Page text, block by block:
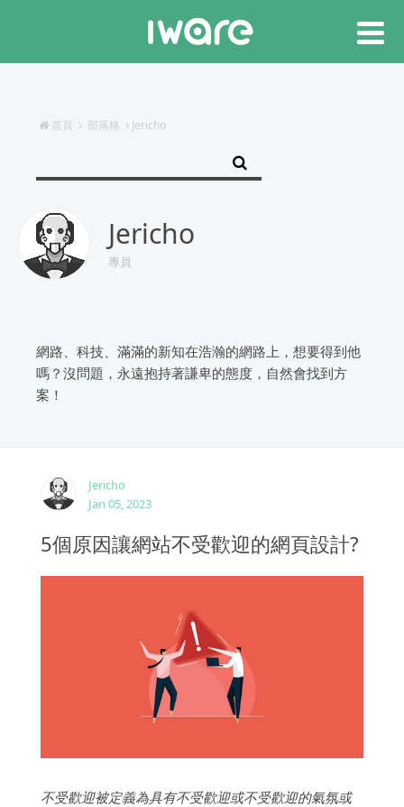
首頁 部落格 Jericho
Jericho
專員
網路、科技、滿滿的新知在浩瀚的網路上，想要得到他
嗎？沒問題，永遠抱持著謙卑的態度，自然會找到方
案！
Jericho
Jan 05, 2023
5個原因讓網站不受歡迎的網頁設計?
不受歡迎被定義為具有不受歡迎或不受歡迎的氣氛或